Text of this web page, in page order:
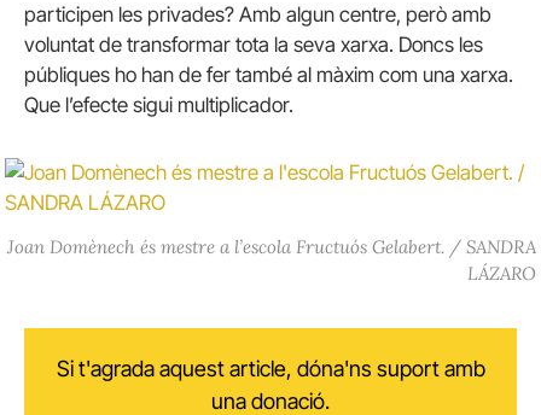
participen les privades? Amb algun centre, però amb
voluntat de transformar tota la seva xarxa. Doncs les
públiques ho han de fer també al màxim com una xarxa.
Que l’efecte sigui multiplicador.
Joan Domènech és mestre a l’escola Fructuós Gelabert. / SANDRA
LÁZARO
Si t'agrada aquest article, dóna'ns suport amb
una donació.